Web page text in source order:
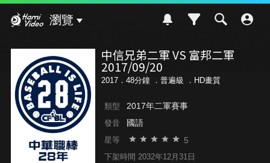
瀏覽
中信兄弟二軍 VS 富邦二軍
2017/09/20
2017．48分鐘 ． 普遍級 ．HD畫質
類型 2017年二軍賽事
發音 國語
星等 5
下架時間 2032年12月31日